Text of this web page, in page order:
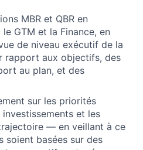
MBR et QBR en
GTM et la Finance, en
de niveau exécutif de la
rapport aux objectifs, des
au plan, et des
sur les priorités
et les
— en veillant à ce
soient basées sur des